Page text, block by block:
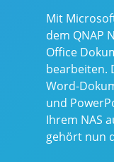
Mit
dem QNAP
Office
bearbeiten.
Word-
und
Ihrem NAS
gehört nun